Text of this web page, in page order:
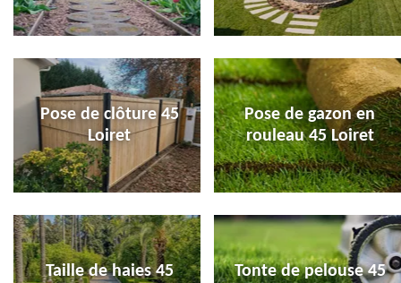
Pose de clôture 45
Loiret
Pose de gazon en
rouleau 45 Loiret
Taille de haies 45
Tonte de pelouse 45